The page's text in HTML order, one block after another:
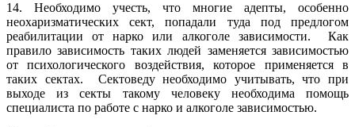
14. Необходимо учесть, что многие адепты, особенно
неохаризматических сект, попадали туда под предлогом
реабилитации от нарко или алкоголе зависимости. Как
правило зависимость таких людей заменяется зависимостью
от психологического воздействия, которое применяется в
таких сектах. Сектоведу необходимо учитывать, что при
выходе из секты такому человеку необходима помощь
специалиста по работе с нарко и алкоголе зависимостью.